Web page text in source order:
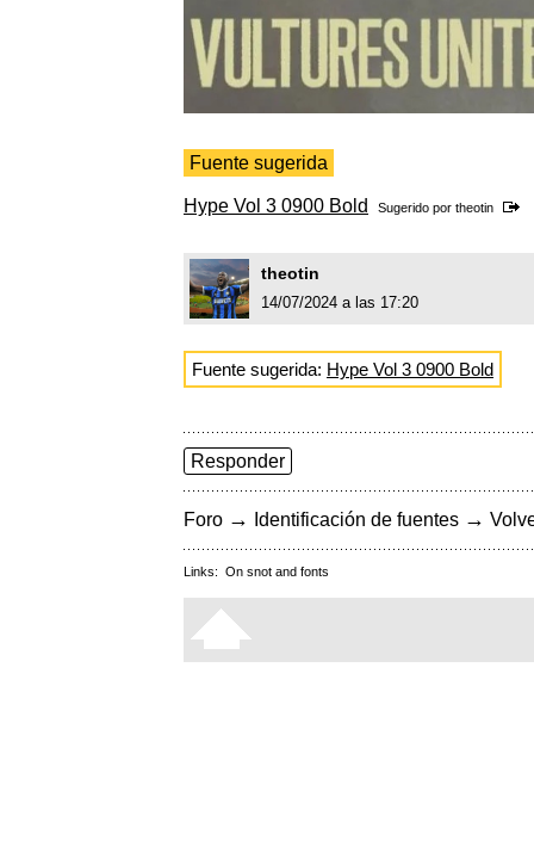
Fuente sugerida
Hype Vol 3 0900 Bold Sugerido por theotin
theotin
14/07/2024 a las 17:20
Fuente sugerida: Hype Vol 3 0900 Bold
Responder
Foro → Identificación de fuentes →
Links: On snot and fonts